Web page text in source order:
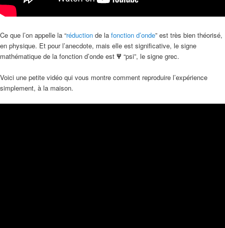
Ce que l’on appelle la “réduction de la fonction d’onde” est très bien théorisé,
en physique. Et pour l’anecdote, mais elle est significative, le signe
mathématique de la fonction d’onde est Ψ “psi”, le signe grec.
Voici une petite vidéo qui vous montre comment reproduire l’expérience
simplement, à la maison.